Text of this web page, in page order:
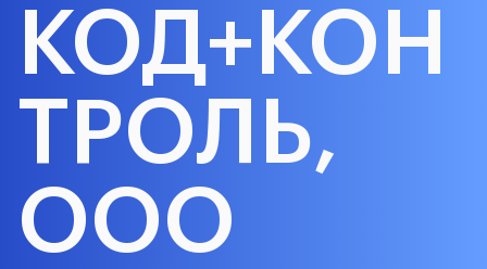
Компании
О сервисе
КОД+КОН
ТРОЛЬ,
ООО